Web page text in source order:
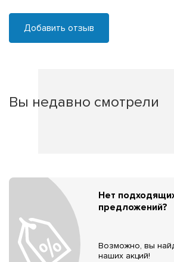
Добавить отзыв
Вы недавно смотрели
Нет
предложений?
Возможно, вы
наших акций!